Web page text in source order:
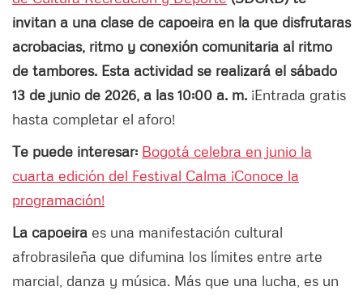
invitan a una clase de capoeira en la que disfrutaras
acrobacias, ritmo y conexión comunitaria al ritmo
de tambores. Esta actividad se realizará el sábado
13 de junio de 2026, a las 10:00 a. m. ¡Entrada gratis
hasta completar el aforo!
Te puede interesar: Bogotá celebra en junio la
cuarta edición del Festival Calma ¡Conoce la
programación!
La capoeira es una manifestación cultural
afrobrasileña que difumina los límites entre arte
marcial, danza y música. Más que una lucha, es un